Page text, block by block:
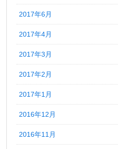
2017年6月
2017年4月
2017年3月
2017年2月
2017年1月
2016年12月
2016年11月